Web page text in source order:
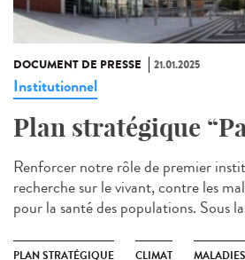
DOCUMENT DE PRESSE 21.01.2025
Institutionnel
Plan stratégique
Renforcer notre rôle de premier
recherche sur le vivant, contre les
pour la santé des populations. Sous
PLAN STRATÉGIQUE CLIMAT